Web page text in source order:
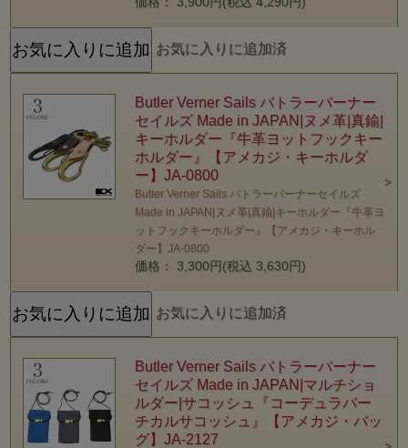
お気に入りに追加済
Butler Verner Sails バトラーバーナー
セイルズ Made in JAPAN|ヌメ革|真鍮|
キーホルダー『牛革ヨットフックキー
ホルダー』【アメカジ・キーホルダ
ー】JA-0800
Butler Verner Sails バトラーバーナーセイルズ
Made in JAPAN|ヌメ革|真鍮|キーホルダー『牛革ヨ
ットフックキーホルダー』【アメカジ・キーホル
ダー】JA-0800
価格： 3,300円(税込 3,630円)
お気に入りに追加済
Butler Verner Sails バトラーバーナー
セイルズ Made in JAPAN|マルチショ
ルダー|サコッシュ『コーデュラバー
チカルサコッシュ』【アメカジ・バッ
グ】JA-2127